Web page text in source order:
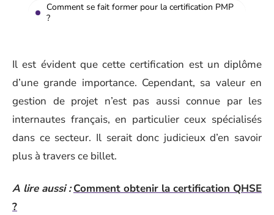
Comment se fait former pour la certification PMP
?
Il est évident que cette certification est un diplôme
d’une grande importance. Cependant, sa valeur en
gestion de projet n’est pas aussi connue par les
internautes français, en particulier ceux spécialisés
dans ce secteur. Il serait donc judicieux d’en savoir
plus à travers ce billet.
A lire aussi : Comment obtenir la certification QHSE
?